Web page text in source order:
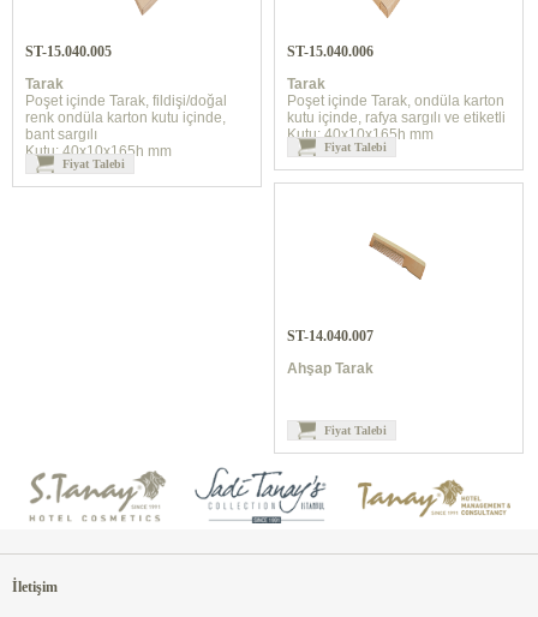
ST-15.040.005
Tarak
Poşet içinde Tarak, fildişi/doğal
renk ondüla karton kutu içinde,
bant sargılı
Kutu: 40x10x165h mm
Fiyat Talebi
ST-15.040.006
Tarak
Poşet içinde Tarak, ondüla karton
kutu içinde, rafya sargılı ve etiketli
Kutu: 40x10x165h mm
Fiyat Talebi
ST-14.040.007
Ahşap Tarak
Fiyat Talebi
İletişim